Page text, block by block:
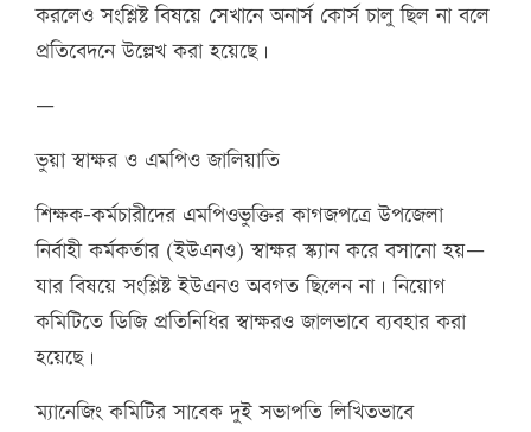
করলেও সংশ্লিষ্ট বিষয়ে সেখানে অনার্স কোর্স চালু ছিল না বলে
প্রতিবেদনে উল্লেখ করা হয়েছে।
—
ভুয়া স্বাক্ষর ও এমপিও জালিয়াতি
শিক্ষক-কর্মচারীদের এমপিওভুক্তির কাগজপত্রে উপজেলা
নির্বাহী কর্মকর্তার (ইউএনও) স্বাক্ষর স্ক্যান করে বসানো হয়—
যার বিষয়ে সংশ্লিষ্ট ইউএনও অবগত ছিলেন না। নিয়োগ
কমিটিতে ডিজি প্রতিনিধির স্বাক্ষরও জালভাবে ব্যবহার করা
হয়েছে।
ম্যানেজিং কমিটির সাবেক দুই সভাপতি লিখিতভাবে